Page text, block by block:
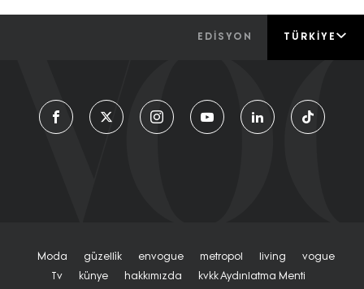
EDİSYON TÜRKIYE
Moda Güzelli̇k Envogue Metropol Living
Vogue
Tv
Künye Hakkımızda Kvkk Aydınlatma Menti